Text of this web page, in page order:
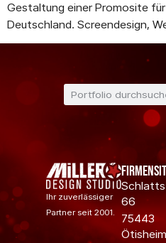
Gestaltung einer Promosite für
Deutschland. Screendesign,
Ihr zuverlässiger
Partner seit 2001.
66
75443
Ötisheim